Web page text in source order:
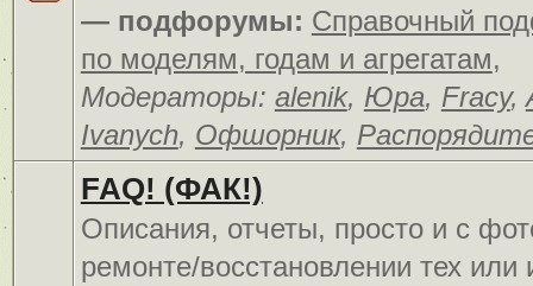
— подфорумы: Справочный
по моделям, годам и агрегатам,
Модераторы: alenik, Юра, Fracy,
Ivanych, Офшорник,
FAQ! (ФАК!)
Описания, отчеты, просто и c
ремонте/восстановлении тех или